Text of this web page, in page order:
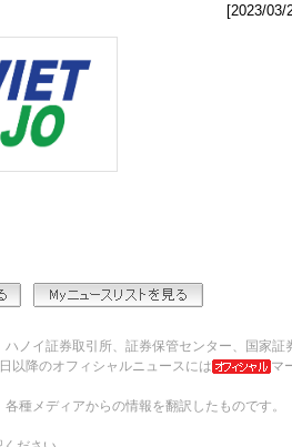
[2023/03/
ノイ証券取引所、証券保管センター、国家証
以降のオフィシャルニュースには
マ
種メディアからの情報を翻訳したものです。